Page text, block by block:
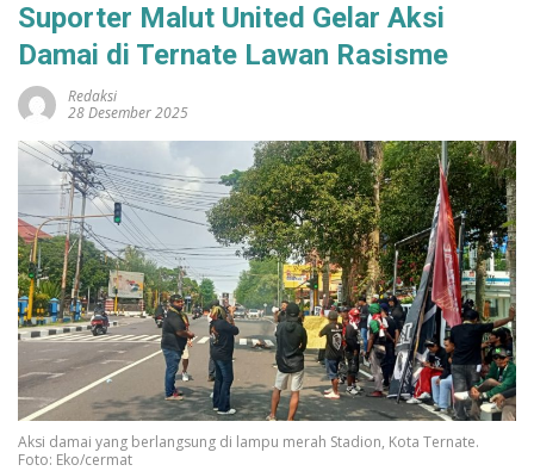
Suporter Malut United Gelar Aksi
Damai di Ternate Lawan Rasisme
Redaksi
28 Desember 2025
Aksi damai yang berlangsung di lampu merah Stadion, Kota Ternate.
Foto: Eko/cermat